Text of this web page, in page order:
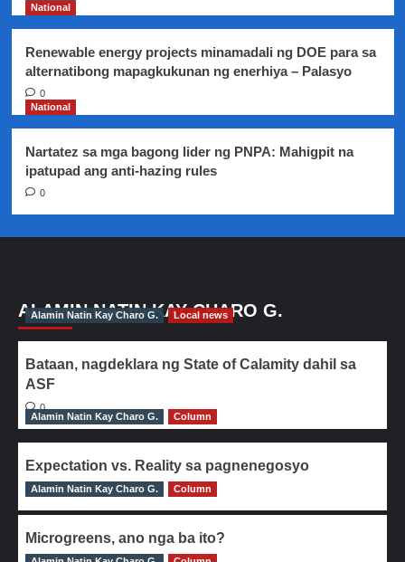
National
Renewable energy projects minamadali ng DOE para sa
alternatibong mapagkukunan ng enerhiya – Palasyo
0
National
Nartatez sa mga bagong lider ng PNPA: Mahigpit na
ipatupad ang anti-hazing rules
0
ALAMIN NATIN KAY CHARO G.
Alamin Natin Kay Charo G. Local news
Bataan, nagdeklara ng State of Calamity dahil sa
ASF
0
Alamin Natin Kay Charo G.
Column
Expectation vs. Reality sa pagnenegosyo
0
Alamin Natin Kay Charo G. Column
Microgreens, ano nga ba ito?